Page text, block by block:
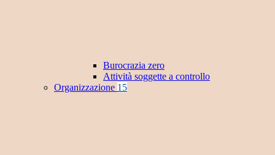
Burocrazia zero
Attività soggette a controllo
Organizzazione 15